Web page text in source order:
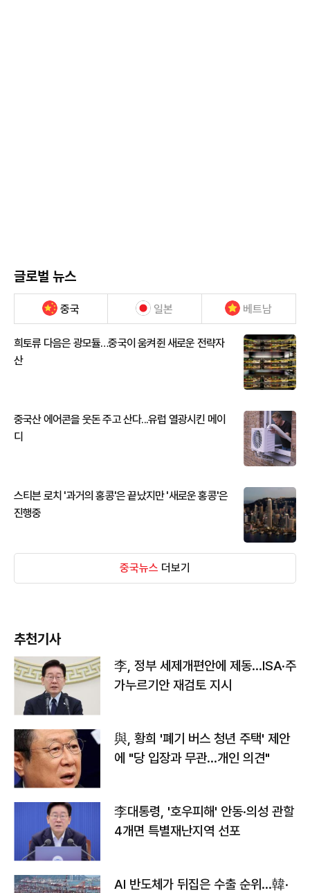
글로벌 뉴스
중국 일본 베트남
희토류 다음은 광모듈…중국이 움켜쥔 새로운 전략자
산
중국산 에어콘을 웃돈 주고 산다...유럽 열광시킨 메이
디
스티븐 로치 '과거의 홍콩'은 끝났지만 '새로운 홍콩'은
진행중
중국뉴스 더보기
추천기사
李, 정부 세제개편안에 제동…ISA·주
가누르기안 재검토 지시
與, 황희 '폐기 버스 청년 주택' 제안
에 "당 입장과 무관…개인 의견"
李대통령, '호우피해' 안동·의성 관할
4개면 특별재난지역 선포
AI 반도체가 뒤집은 수출 순위…韓·